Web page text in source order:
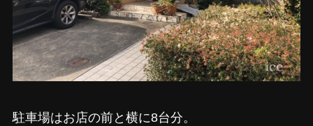
駐車場はお店の前と横に8台分。